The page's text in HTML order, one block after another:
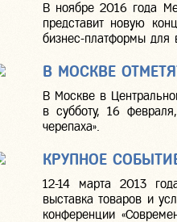
В ноябре 2016 года
представит новую
бизнес-платформы для
В МОСКВЕ
В Москве в
в субботу, 16
черепаха».
КРУПНОЕ
12-14 марта 2013
выставка товаров и
конференции